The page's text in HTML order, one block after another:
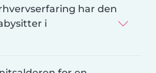
har den
i